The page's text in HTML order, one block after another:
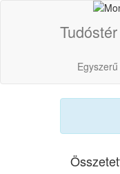
Tudóstér